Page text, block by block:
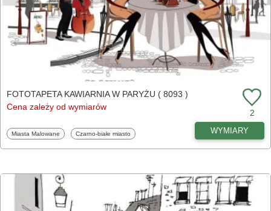
FOTOTAPETA KAWIARNIA W PARYŻU ( 8093 )
Cena zależy od wymiarów
2
Fototapety
Miasta Malowane Fototapety
Czarno-białe miasto WYMIARY